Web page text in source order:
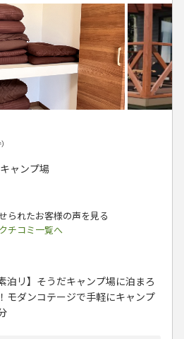
ャンプ場
られたお客様の声を見る
クチコミ一覧へ
素泊リ】そうだキャンプ場に泊まろ
モダンコテージで手軽にキャンプ